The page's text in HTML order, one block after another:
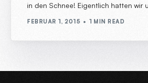
in den Schnee! Eigentlich hatten wir
FEBRUAR 1, 2015 1 MIN READ